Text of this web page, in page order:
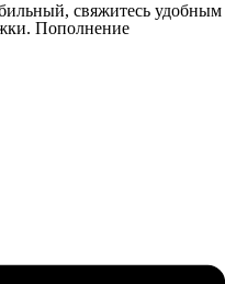
свяжитесь удобным
Пополнение